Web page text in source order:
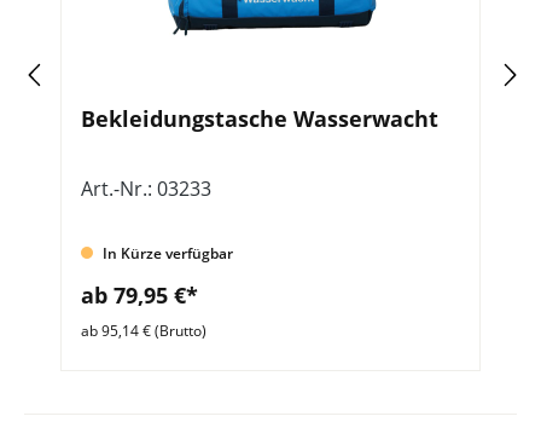
Bekleidungstasche Wasserwacht
Art.-Nr.: 03233
In Kürze verfügbar
ab 79,95 €*
ab 95,14 € (Brutto)